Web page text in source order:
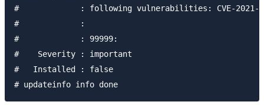
#             : following vulnerabilities: CVE-2021-
#             :
#             : 99999:
#    Severity : important
#   Installed : false